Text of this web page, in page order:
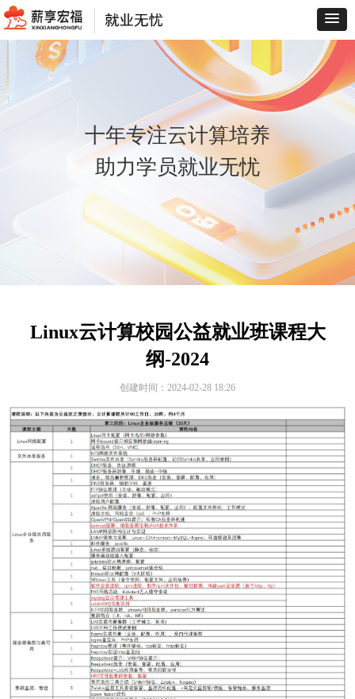
十年专注云计算培养
助力学员就业无忧
Linux云计算校园公益就业班课程大
纲-2024
创建时间： 2024-02-28 18:26